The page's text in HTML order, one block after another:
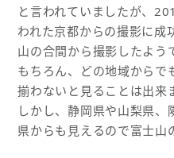
と言われていましたが、
われた京都からの撮影に成
山の合間から撮影したよう
もちろん、どの地域からで
揃わないと見ることは出来
しかし、静岡県や山梨県、
県からも見えるので富士山